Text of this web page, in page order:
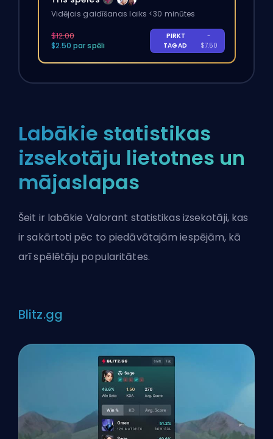
Vidējais gaidīšanas laiks <30 minūtes
$12.00
$2.50 par spēli
PIRKT
TAGAD
-
$7.50
Labākie statistikas
izsekotāju lietotnes un
mājaslapas
Šeit ir labākie Valorant statistikas izsekotāji, kas
ir sakārtoti pēc to piedāvātajām iespējām, kā
arī spēlētāju popularitātes.
Blitz.gg